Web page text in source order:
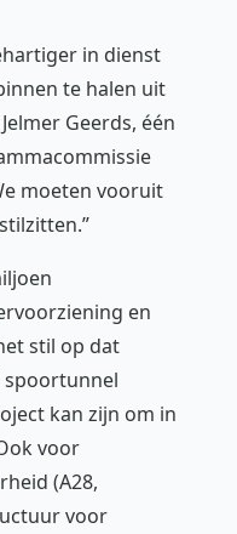
in dienst
te halen uit
Geerds, één
moeten vooruit
en
stil op dat
kan zijn om in
voor
(A28,
voor